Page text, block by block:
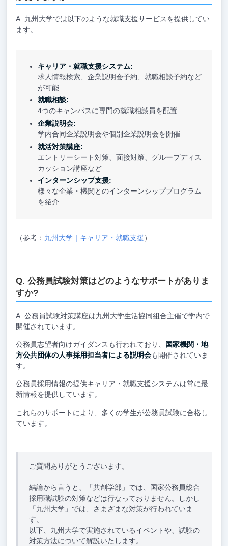
九州大学では以下のような就職支援サービスを提供してい
ます。
キャリア・就職支援システム:
求人情報検索、企業説明会予約、就職相談予約など
が可能
就職相談:
4つのキャンパスに専門の就職相談員を配置
企業説明会:
学内合同企業説明会や個別企業説明会を開催
就活対策講座:
エントリーシート対策、面接対策、グループディス
カッション講座など
インターンシップ支援:
様々な企業・機関とのインターンシッププログラム
を紹介
（参考： 九州大学｜キャリア・就職支援）
公務員試験対策はどのようなサポートがありま
すか?
公務員試験対策講座は九州大学生活協同組合主催で学内で
開催されています。
公務員志望者向けガイダンスも行われており、
国家機関・地
方公共団体の人事採用担当者による説明会も開催されていま
す。
公務員採用情報の提供キャリア・就職支援システムは常に最
新情報を提供しています。
これらのサポートにより、多くの学生が公務員試験に合格し
ています。
ご質問ありがとうございます。
結論から言うと、「共創学部」では、国家公務員総合
採用職試験の対策などは行なっておりません。しかし
「九州大学」では、さまざまな対策が行われていま
す。
以下、九州大学で実施されているイベントや、試験の
対策方法について解説いたします。